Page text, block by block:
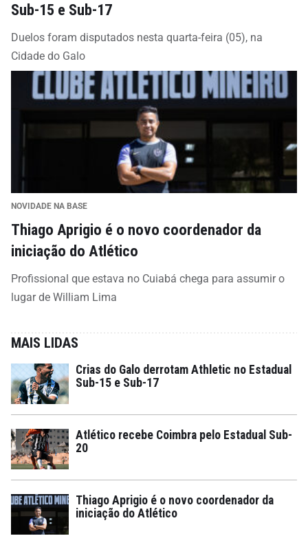
Sub-15 e Sub-17
Duelos foram disputados nesta quarta-feira (05), na
Cidade do Galo
NOVIDADE NA BASE
Thiago Aprigio é o novo coordenador da
iniciação do Atlético
Profissional que estava no Cuiabá chega para assumir o
lugar de William Lima
MAIS LIDAS
Crias do Galo derrotam Athletic no Estadual
Sub-15 e Sub-17
Atlético recebe Coimbra pelo Estadual Sub-
20
Thiago Aprigio é o novo coordenador da
iniciação do Atlético